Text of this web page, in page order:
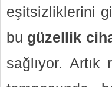
eşitsizliklerini
bu güzellik
sağlıyor.